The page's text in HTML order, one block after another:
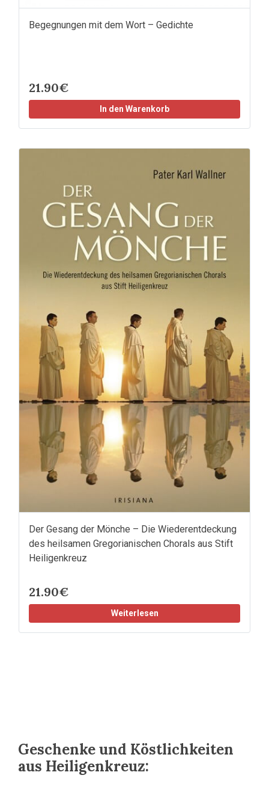
Begegnungen mit dem Wort – Gedichte
21.90€
In den Warenkorb
Der Gesang der Mönche – Die Wiederentdeckung
des heilsamen Gregorianischen Chorals aus Stift
Heiligenkreuz
21.90€
Weiterlesen
Geschenke und Köstlichkeiten
aus Heiligenkreuz: